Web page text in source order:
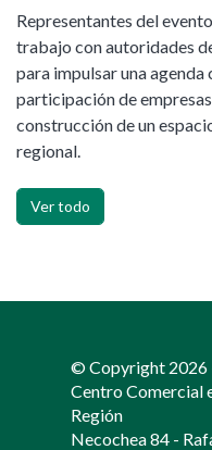
Representantes del
trabajo con autoridades
para impulsar una
participación de
construcción de un
regional.
Ver todo
© Copyright 2026
Centro Comercial
Región
Necochea 84 -